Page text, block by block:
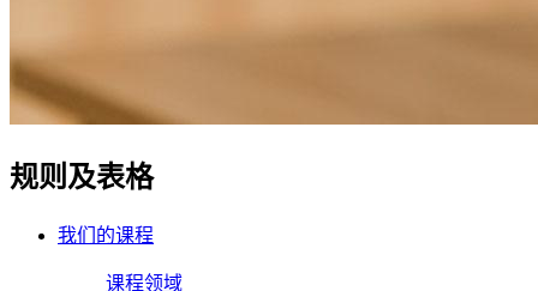
规则及表格
我们的课程
课程领域